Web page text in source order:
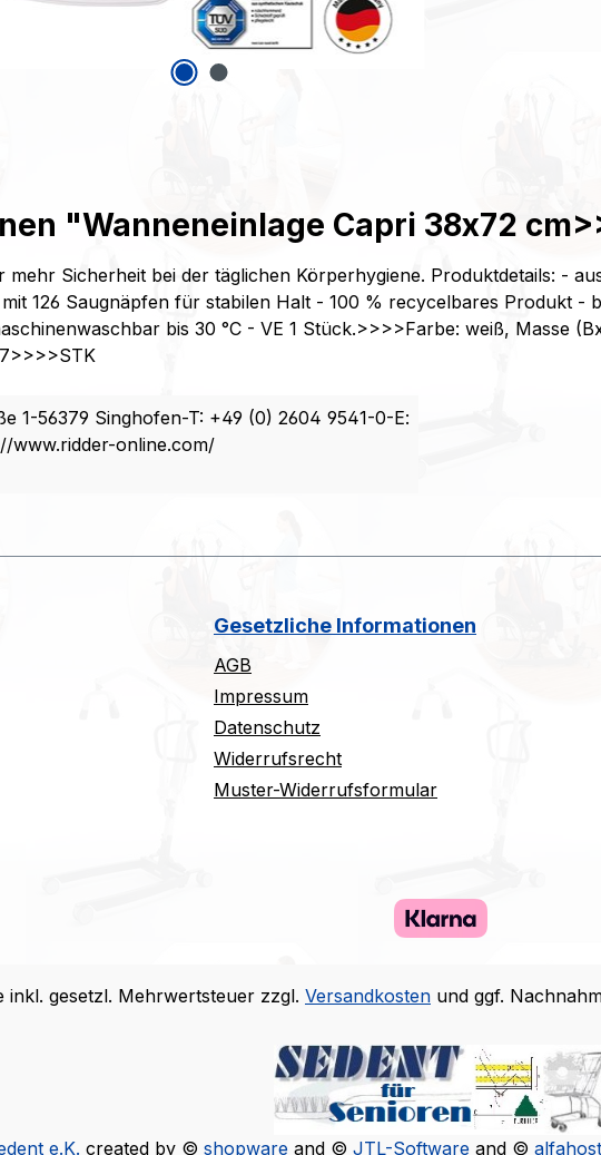
"Wanneneinlage Capri 38x72
Sicherheit bei der täglichen Körperhygiene. Produktdetails: -
126 Saugnäpfen für stabilen Halt - 100 % recycelbares Produkt
bis 30 °C - VE 1 Stück.>>>>Farbe: weiß, Masse
1-56379 Singhofen-T: +49 (0) 2604 9541-0-E:
www.ridder-online.com/
Gesetzliche Informationen
AGB
Impressum
Datenschutz
Widerrufsrecht
Muster-Widerrufsformular
inkl. gesetzl. Mehrwertsteuer zzgl. Versandkosten und ggf.
e.K. created by © shopwareand © JTL-Softwareand ©